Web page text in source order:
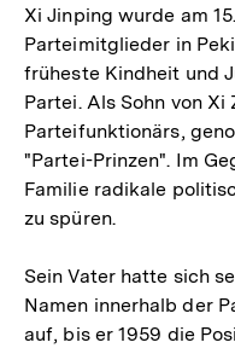
Xi Jinping wurde am
Parteimitglieder in
früheste Kindheit und
Partei. Als Sohn von
Parteifunktionärs,
"Partei-Prinzen". Im
Familie radikale
zu spüren.
Sein Vater hatte sich
Namen innerhalb der
auf, bis er 1959 die